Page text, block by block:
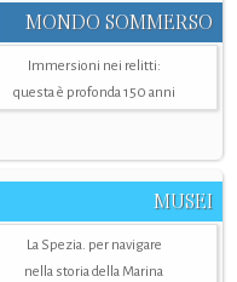
MONDO SOMMERSO
Immersioni nei relitti:
questa è profonda 150 anni
MUSEI
La Spezia. per navigare
nella storia della Marina